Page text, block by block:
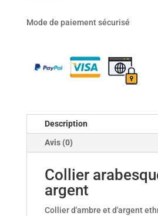
en
Mode de paiement sécurisé
Description
Avis (0)
Collier
argent
Collier d'ambre et d'argent